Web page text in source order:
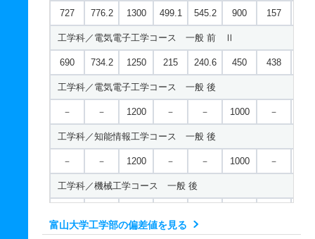
727 776.2 1300 499.1 545.2 900 157
工学科／電気電子工学コース 一般 前 Ⅱ
690 734.2 1250 215 240.6 450 438
工学科／電気電子工学コース 一般 後
－ － 1200 － － 1000 －
工学科／知能情報工学コース 一般 後
－ － 1200 － － 1000 －
工学科／機械工学コース 一般 後
工学科／生命工学コース 一般 後
富山大学工学部の偏差値を見る